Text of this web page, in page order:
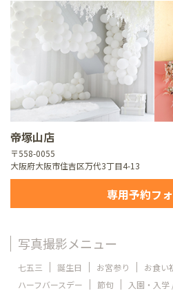
帝塚山店
〒558-0055
大阪府大阪市住吉区万代3丁目4-13
専用予約フ
写真撮影メニュー
七五三 誕生日 お宮参り
お食い
ハーフバースデー
節句
入園・入学